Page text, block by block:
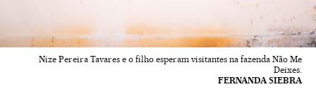
Nize Pereira Tavares e o filho esperam visitantes na fazenda Não Me
Deixes.
FERNANDA SIEBRA